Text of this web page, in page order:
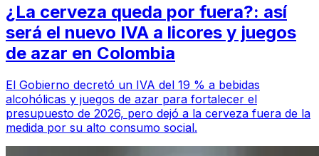
¿La cerveza queda por fuera?: así
será el nuevo IVA a licores y juegos
de azar en Colombia
El Gobierno decretó un IVA del 19 % a bebidas
alcohólicas y juegos de azar para fortalecer el
presupuesto de 2026, pero dejó a la cerveza fuera de la
medida por su alto consumo social.